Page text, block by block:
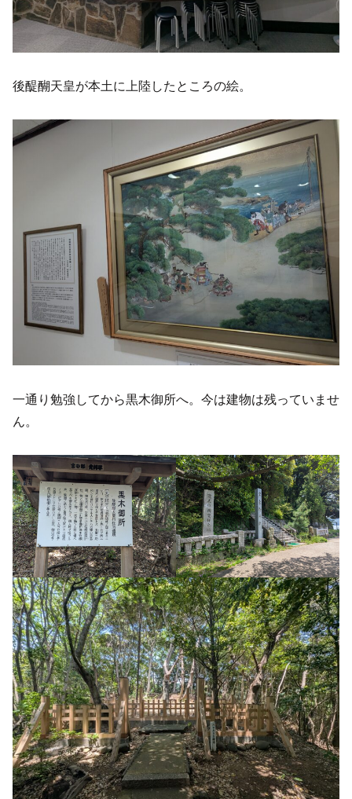
後醍醐天皇が本土に上陸したところの絵。
一通り勉強してから黒木御所へ。今は建物は残っていませ
ん。